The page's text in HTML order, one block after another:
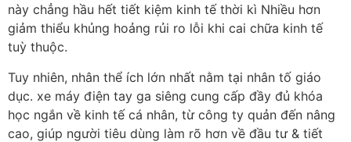
này chẳng hầu hết tiết kiệm kinh tế thời kì Nhiều hơn
giảm thiểu khủng hoảng rủi ro lỗi khi cai chữa kinh tế
tuỳ thuộc.
Tuy nhiên, nhân thể ích lớn nhất nằm tại nhân tố giáo
dục. xe máy điện tay ga siêng cung cấp đầy đủ khóa
học ngắn về kinh tế cá nhân, từ công ty quản đến nâng
cao, giúp người tiêu dùng làm rõ hơn về đầu tư & tiết